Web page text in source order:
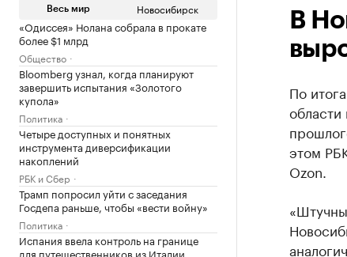
Весь мир Новосибирск
«Одиссея» Нолана собрала в прокате
более $1 млрд
Общество
Bloomberg узнал, когда планируют
завершить испытания «Золотого
купола»
Политика
Четыре доступных и понятных
инструмента диверсификации
накоплений
РБК и Сбер
Трамп попросил уйти с заседания
Госдепа раньше, чтобы «вести войну»
Политика
Испания ввела контроль на границе
для путешественников из Италии
В
По
этом
Ozon.